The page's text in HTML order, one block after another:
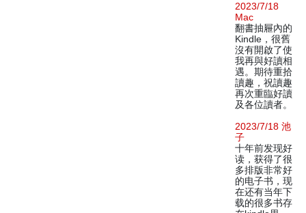
2023/7/18
Mac
翻書抽屜內的
Kindle，很舊
沒有開啟了使
我再與好讀相
遇。期待重拾
讀趣，祝讀趣
再次重臨好讀
及各位讀者。
2023/7/18 池
子
十年前发现好
读，获得了很
多排版非常好
的电子书，现
在还有当年下
载的很多书存